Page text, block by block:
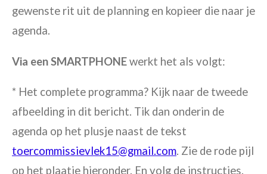
gewenste rit uit de planning en kopieer die naar je
agenda.
Via een SMARTPHONEwerkt het als volgt:
* Het complete programma? Kijk naar de tweede
afbeelding in dit bericht. Tik dan onderin de
agenda op het plusje naast de tekst
toercommissievlek15@gmail.com. Zie de rode pijl
op het plaatje hieronder. En volg de instructies.